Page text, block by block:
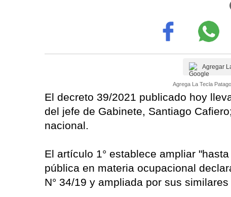
Agregar
Agrega La Tecla
El decreto 39/2021 publicado hoy
del jefe de Gabinete, Santiago
nacional.
El artículo 1° establece ampliar
pública en materia ocupacional
N° 34/19 y ampliada por sus